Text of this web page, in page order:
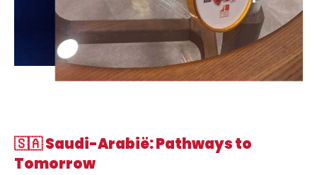
🇸🇦Saudi-Arabië: Pathways to
Tomorrow